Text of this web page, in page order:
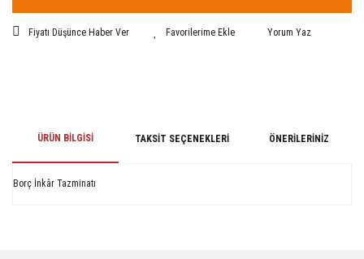
Fiyatı Düşünce Haber Ver Yorum Yaz
ÜRÜN BILGISI TAKSIT SEÇENEKLERI ÖNERILERINIZ
Borç İnkâr Tazminatı